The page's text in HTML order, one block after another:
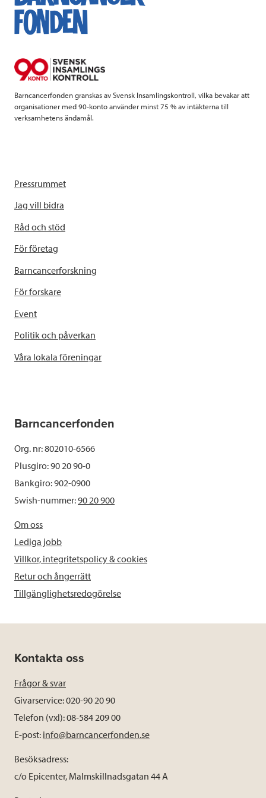
b
k
t
e
Barncancerfonden granskas av Svensk Insamlingskontroll, vilka bevakar att
organisationer med 90-konto använder minst 75 % av intäkterna till
verksamhetens ändamål.
Pressrummet
Jag vill bidra
Råd och stöd
För företag
Barncancerforskning
För forskare
Event
Politik och påverkan
Våra lokala föreningar
Barncancerfonden
Org. nr: 802010-6566
Plusgiro: 90 20 90-0
Bankgiro: 902-0900
Swish-nummer:90 20 900
Om oss
Lediga jobb
Villkor, integritetspolicy & cookies
Retur och ångerrätt
Tillgänglighetsredogörelse
Kontakta oss
Frågor & svar
Givarservice: 020-90 20 90
Telefon (vxl): 08-584 209 00
E-post: info@barncancerfonden.se
Besöksadress:
c/o Epicenter, Malmskillnadsgatan 44 A